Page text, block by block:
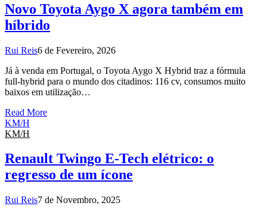
Novo Toyota Aygo X agora também em
híbrido
Rui Reis6 de Fevereiro, 2026
Já à venda em Portugal, o Toyota Aygo X Hybrid traz a fórmula
full-hybrid para o mundo dos citadinos: 116 cv, consumos muito
baixos em utilização…
Read More
KM/H
KM/H
Renault Twingo E-Tech elétrico: o
regresso de um ícone
Rui Reis7 de Novembro, 2025